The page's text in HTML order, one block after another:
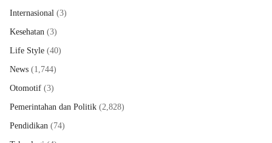
Internasional (3)
Kesehatan (3)
Life Style (40)
News (1,744)
Otomotif (3)
Pemerintahan dan Politik (2,828)
Pendidikan (74)